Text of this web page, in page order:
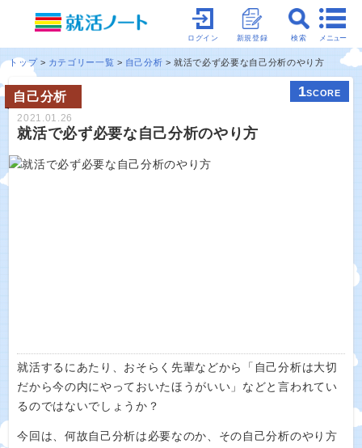
メニュー
検索
新規登録
ログイン
トップ カテゴリー一覧 自己分析 就活で必ず必要な自己分析のやり方
自己分析 1SCORE
2021.01.26
就活で必ず必要な自己分析のやり方
就活するにあたり、おそらく先輩などから「自己分析は大切
だから今の内にやっておいたほうがいい」などと言われてい
るのではないでしょうか？
今回は、何故自己分析は必要なのか、その自己分析のやり方